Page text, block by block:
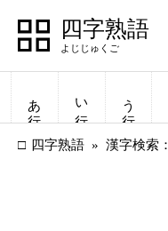
四字熟語
あ行 い行 う行
四字熟語 漢字検索